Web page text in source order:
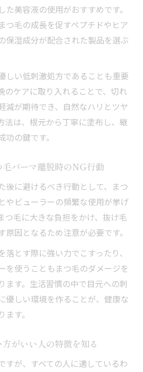
た美容液の使用がおすすめです。
つ毛の成長を促すペプチドやヒア
保湿成分が配合された製品を選ぶ
しい低刺激処方であることも重要
のケアに取り入れることで、切れ
減が期待でき、自然なハリとツヤ
法は、根元から丁寧に塗布し、継
の鍵です。
パーマ離脱時のNG行動
後に避けるべき行動として、まつ
やビューラーの頻繁な使用が挙げ
つ毛に大きな負担をかけ、抜け毛
原因となるため注意が必要です。
落とす際に強い力でこすったり、
を使うこともまつ毛のダメージを
ます。生活習慣の中で目元への刺
優しい環境を作ることが、健康な
す。
がいい人の特徴を知る
すが、すべての人に適しているわ